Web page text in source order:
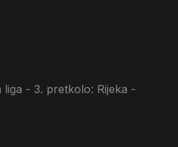
liga - 3. pretkolo: Rijeka -